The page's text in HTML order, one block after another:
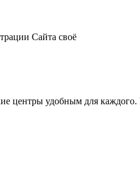
Сайта своё
центры удобным для